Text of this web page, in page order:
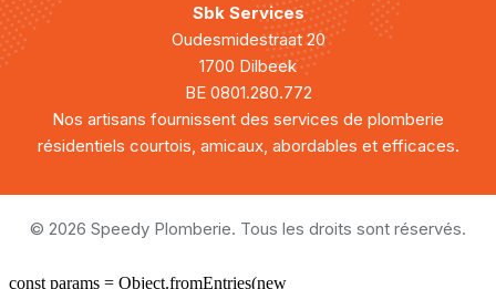
Sbk Services
Oudesmidestraat 20
1700 Dilbeek
BE 0801.280.772
Nos artisans fournissent des services de plomberie
résidentiels courtois, amicaux, abordables et efficaces.
© 2026 Speedy Plomberie. Tous les droits sont réservés.